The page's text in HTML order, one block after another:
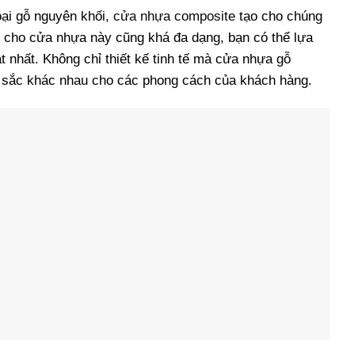
gỗ nguyên khối, cửa nhựa composite tạo cho chúng
cửa nhựa này cũng khá đa dạng, bạn có thể lựa
nhất. Không chỉ thiết kế tinh tế mà cửa nhựa gỗ
khác nhau cho các phong cách của khách hàng.